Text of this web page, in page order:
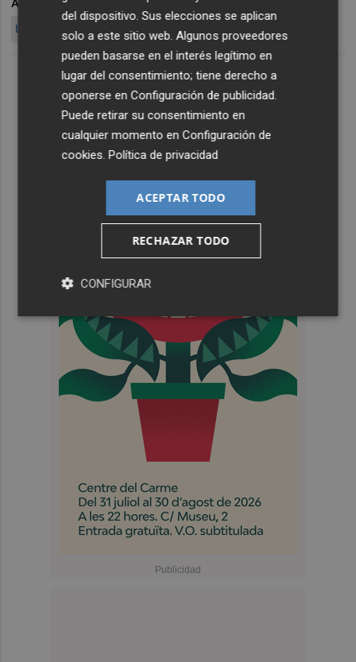
ARCHIVADO EN UNIÓN DE UNIONES
LUIS PLANAS
del dispositivo. Sus elecciones se aplican
solo a este sitio web. Algunos proveedores
pueden basarse en el interés legítimo en
lugar del consentimiento; tiene derecho a
oponerse enConfiguración de publicidad
Puede retirar su consentimiento en
cualquier momento enConfiguración de
cookies .Política de privacidad
ACEPTAR TODO
RECHAZAR TODO
CONFIGURAR